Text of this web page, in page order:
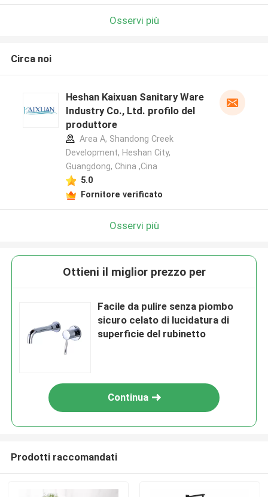
Osservi più
Circa noi
Heshan Kaixuan Sanitary Ware
Industry Co., Ltd. profilo del
produttore
Area A, Shandong Creek
Development, Heshan City,
Guangdong, China ,Cina
5.0
Fornitore verificato
Osservi più
Ottieni il miglior prezzo per
Facile da pulire senza piombo
sicuro celato di lucidatura di
superficie del rubinetto
Continua
Prodotti raccomandati